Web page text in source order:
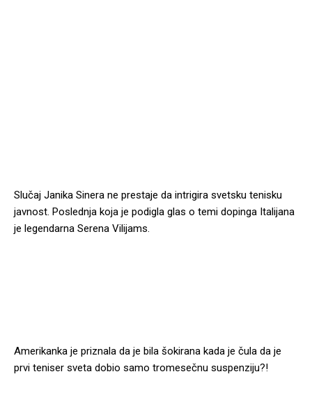
Slučaj Janika Sinera ne prestaje da intrigira svetsku tenisku
javnost. Poslednja koja je podigla glas o temi dopinga Italijana
je legendarna Serena Vilijams.
Amerikanka je priznala da je bila šokirana kada je čula da je
prvi teniser sveta dobio samo tromesečnu suspenziju?!